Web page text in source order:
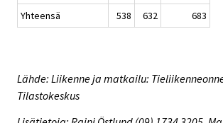
Yhteensä
538 632 683
Lähde: Liikenne ja matkailu:
Tilastokeskus